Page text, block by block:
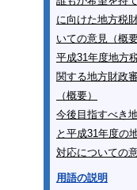
に向けた地方税
いての意見（概要
平成31年度地方
関する地方財政
（概要）
今後目指すべき
と平成31年度の
対応についての
用語の説明